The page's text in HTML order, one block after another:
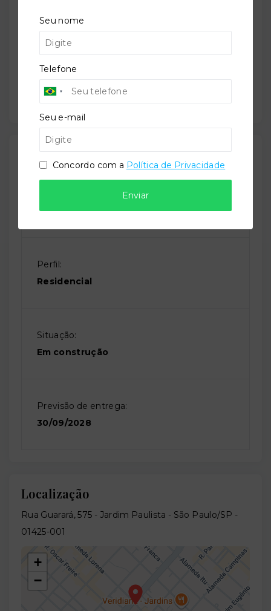
Quadra de tênis
Sauna
Outras Informações
O-72266-112180
Perfil:
Residencial
Situação:
Em construção
Previsão de entrega:
30/09/2028
Localização
Rua Guarará, 575 - Jardim Paulista - São Paulo/SP -
01425-001
+
−
Seu nome
Telefone
Seu e-mail
Concordo com a Política de Privacidade
Enviar